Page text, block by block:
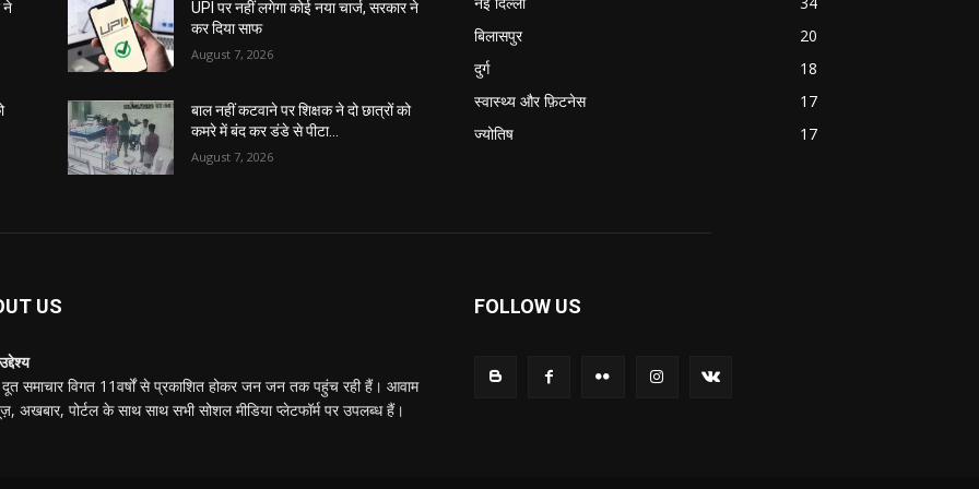
ने
UPI पर नहीं लगेगा कोई नया चार्ज, सरकार ने
कर दिया साफ
August 7, 2026
बाल नहीं कटवाने पर शिक्षक ने दो छात्रों को
कमरे में बंद कर डंडे से पीटा…
August 7, 2026
बिलासपुर
20
दुर्ग
18
स्वास्थ्य और फ़िटनेस
17
ज्योतिष
17
US
समाचार विगत 11वर्षों से प्रकाशित होकर जन जन तक पहुंच रही हैं। आवाम
अखबार, पोर्टल के साथ साथ सभी सोशल मीडिया प्लेटफॉर्म पर उपलब्ध हैं।
FOLLOW US